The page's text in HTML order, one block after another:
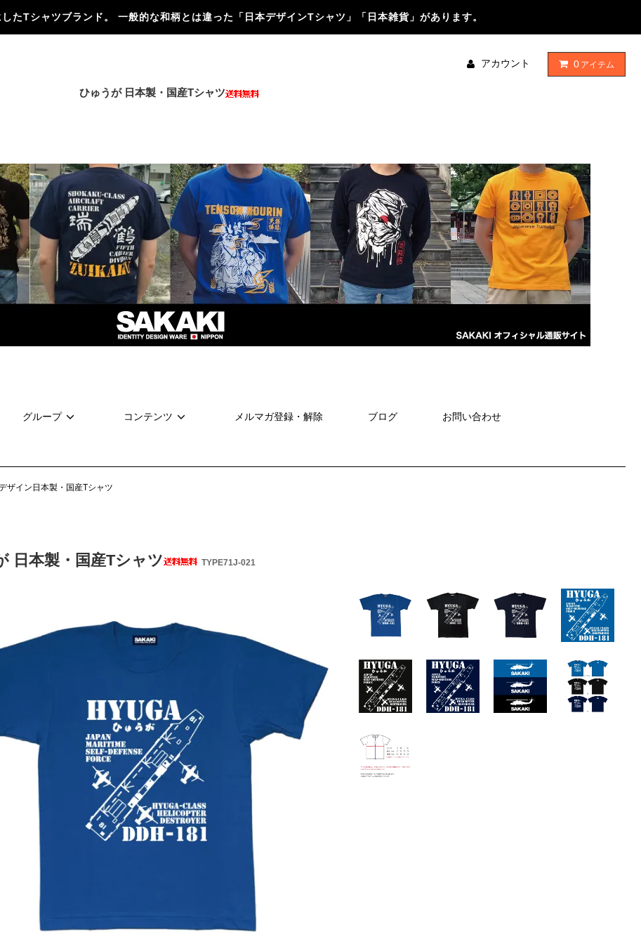
たTシャツブランド。 一般的な和柄とは違った「日本デザインTシャツ」「日本雑貨」があります。
アカウント 0 アイテム
ひゅうが 日本製・国産Tシャツ
グループ コンテンツ メルマガ登録・解除 ブログ お問い合わせ
ザイン日本製・国産Tシャツ
日本製・国産Tシャツ TYPE71J-021